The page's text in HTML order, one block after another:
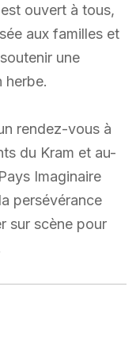
ouvert à tous,
aux familles et
une
herbe.
rendez-vous à
du Kram et au-
Imaginaire
persévérance
sur scène pour